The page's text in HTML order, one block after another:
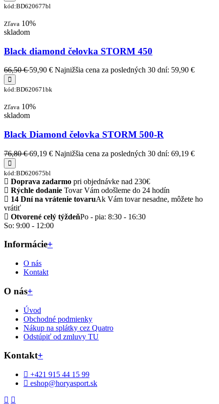
kód:BD620677bl
Zľava 10%
skladom
Black diamond čelovka STORM 450
66,50 €59,90 € Najnižšia cena za posledných 30 dní: 59,90 €
kód:BD620671bk
Zľava 10%
skladom
Black Diamond čelovka STORM 500-R
76,80 €69,19 € Najnižšia cena za posledných 30 dní: 69,19 €
kód:BD620675bl
Doprava zadarmo pri objednávke nad 230€
Rýchle dodanie Tovar Vám odošleme do 24 hodín
14 Dní na vrátenie tovaruAk Vám tovar nesadne, môžete ho
vrátiť
Otvorené celý týždeňPo - pia: 8:30 - 16:30
So: 9:00 - 12:00
Informácie+
O nás
Kontakt
O nás+
Úvod
Obchodné podmienky
Nákup na splátky cez Quatro
Odstúpiť od zmluvy TU
Kontakt+
+421 915 44 15 99
eshop@horyasport.sk